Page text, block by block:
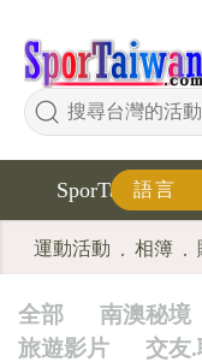
SporTaiwan
運動活動 . 相簿 .
全部 南澳秘境
旅遊影片
交友